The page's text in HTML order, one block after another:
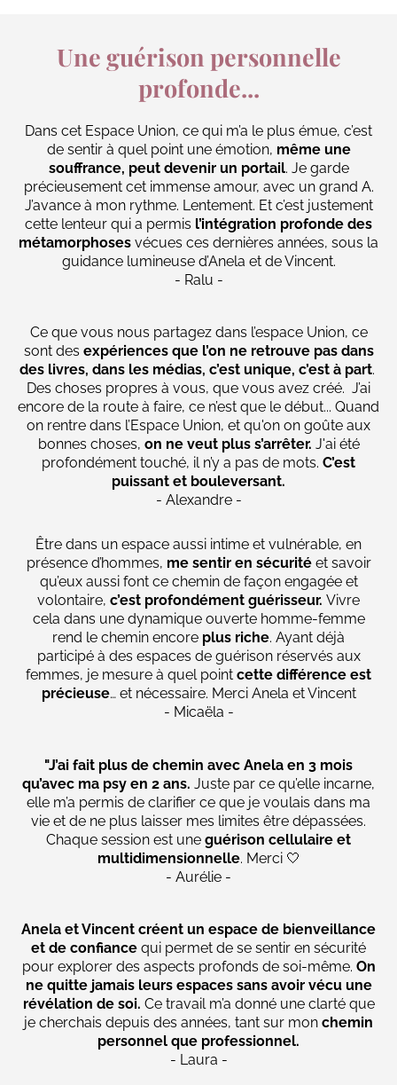
Une guérison personnelle
profonde...
Dans cet Espace Union, ce qui m’a le plus émue, c’est
de sentir à quel point une émotion, même une
souffrance, peut devenir un portail. Je garde
précieusement cet immense amour, avec un grand A.
J’avance à mon rythme. Lentement. Et c’est justement
cette lenteur qui a permis l’intégration profonde des
métamorphoses vécues ces dernières années, sous la
guidance lumineuse d’Anela et de Vincent.
- Ralu -
Ce que vous nous partagez dans l’espace Union, ce
sont des expériences que l’on ne retrouve pas dans
des livres, dans les médias, c’est unique, c’est à part.
Des choses propres à vous, que vous avez créé. J’ai
encore de la route à faire, ce n’est que le début... Quand
on rentre dans l’Espace Union, et qu'on on goûte aux
bonnes choses, on ne veut plus s’arrêter. J'ai été
profondément touché, il n’y a pas de mots. C’est
puissant et bouleversant.
- Alexandre -
Être dans un espace aussi intime et vulnérable, en
présence d’hommes, me sentir en sécurité et savoir
qu’eux aussi font ce chemin de façon engagée et
volontaire, c’est profondément guérisseur. Vivre
cela dans une dynamique ouverte homme-femme
rend le chemin encore plus riche. Ayant déjà
participé à des espaces de guérison réservés aux
femmes, je mesure à quel point cette différence est
précieuse… et nécessaire. Merci Anela et Vincent
- Micaëla -
"J’ai fait plus de chemin avec Anela en 3 mois
qu’avec ma psy en 2 ans. Juste par ce qu’elle incarne,
elle m’a permis de clarifier ce que je voulais dans ma
vie et de ne plus laisser mes limites être dépassées.
Chaque session est une guérison cellulaire et
multidimensionnelle. Merci 🤍
- Aurélie -
Anela et Vincent créent un espace de bienveillance
et de confiance qui permet de se sentir en sécurité
pour explorer des aspects profonds de soi-même. On
ne quitte jamais leurs espaces sans avoir vécu une
révélation de soi. Ce travail m’a donné une clarté que
je cherchais depuis des années, tant sur mon chemin
personnel que professionnel.
- Laura -